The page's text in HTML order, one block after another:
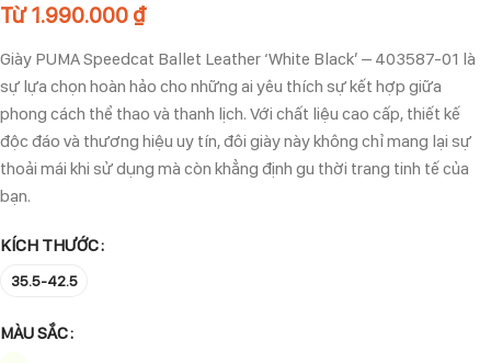
Từ1.990.000 ₫
Giày PUMA Speedcat Ballet Leather ‘White Black’ – 403587-01 là
sự lựa chọn hoàn hảo cho những ai yêu thích sự kết hợp giữa
phong cách thể thao và thanh lịch. Với chất liệu cao cấp, thiết kế
độc đáo và thương hiệu uy tín, đôi giày này không chỉ mang lại sự
thoải mái khi sử dụng mà còn khẳng định gu thời trang tinh tế của
bạn.
KÍCH THƯỚC
35.5-42.5
MÀU SẮC